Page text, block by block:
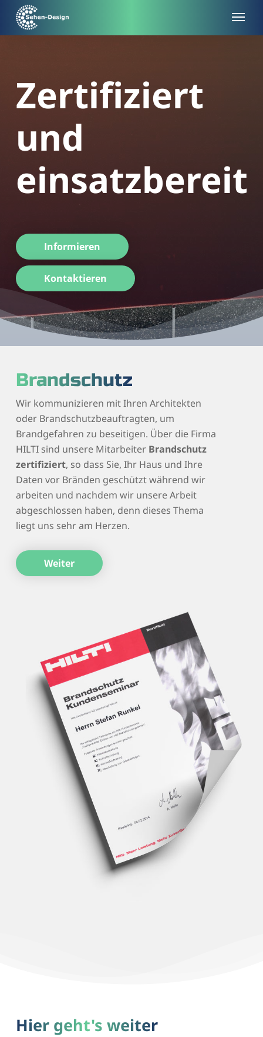
main
Zertifiziert
und
einsatzbereit
Informieren
Kontaktieren
Brandschutz
Wir kommunizieren mit Ihren Architekten
oder Brandschutzbeauftragten, um
Brandgefahren zu beseitigen. Über die Firma
HILTI sind unsere Mitarbeiter Brandschutz
zertifiziert, so dass Sie, Ihr Haus und Ihre
Daten vor Bränden geschützt während wir
arbeiten und nachdem wir unsere Arbeit
abgeschlossen haben, denn dieses Thema
liegt uns sehr am Herzen.
Weiter
Hier geht's weiter